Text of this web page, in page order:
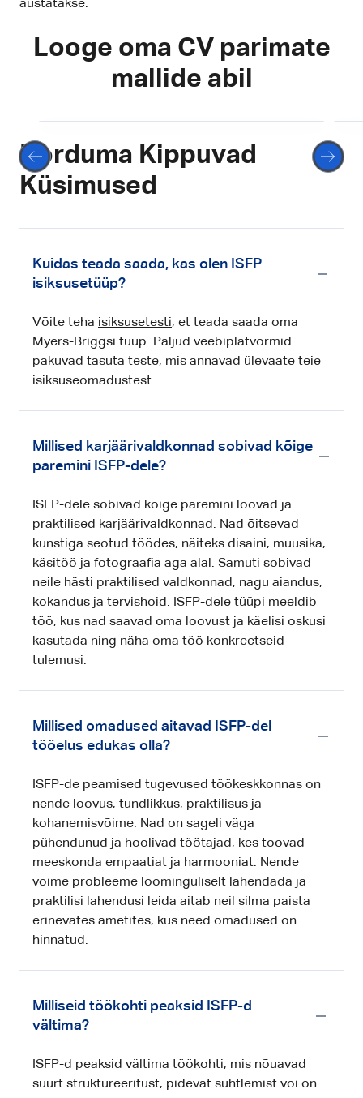
austatakse.
Looge oma CV parimate
mallide abil
Korduma Kippuvad
Küsimused
Kuidas teada saada, kas olen ISFP
isiksusetüüp?
Võite teha isiksusetesti, et teada saada oma
Myers-Briggsi tüüp. Paljud veebiplatvormid
pakuvad tasuta teste, mis annavad ülevaate teie
isiksuseomadustest.
Millised karjäärivaldkonnad sobivad kõige
paremini ISFP-dele?
ISFP-dele sobivad kõige paremini loovad ja
praktilised karjäärivaldkonnad. Nad õitsevad
kunstiga seotud töödes, näiteks disaini, muusika,
käsitöö ja fotograafia aga alal. Samuti sobivad
neile hästi praktilised valdkonnad, nagu aiandus,
kokandus ja tervishoid. ISFP-dele tüüpi meeldib
töö, kus nad saavad oma loovust ja käelisi oskusi
kasutada ning näha oma töö konkreetseid
tulemusi.
Millised omadused aitavad ISFP-del
tööelus edukas olla?
ISFP-de peamised tugevused töökeskkonnas on
nende loovus, tundlikkus, praktilisus ja
kohanemisvõime. Nad on sageli väga
pühendunud ja hoolivad töötajad, kes toovad
meeskonda empaatiat ja harmooniat. Nende
võime probleeme loominguliselt lahendada ja
praktilisi lahendusi leida aitab neil silma paista
erinevates ametites, kus need omadused on
hinnatud.
Milliseid töökohti peaksid ISFP-d
vältima?
ISFP-d peaksid vältima töökohti, mis nõuavad
suurt struktureeritust, pidevat suhtlemist või on